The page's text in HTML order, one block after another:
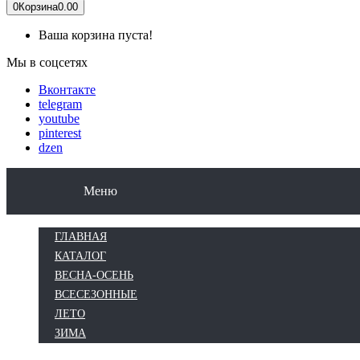
0Корзина0.00
Ваша корзина пуста!
Мы в соцсетях
Вконтакте
telegram
youtube
pinterest
dzen
Меню
ГЛАВНАЯ
КАТАЛОГ
ВЕСНА-ОСЕНЬ
ВСЕСЕЗОННЫЕ
ЛЕТО
ЗИМА